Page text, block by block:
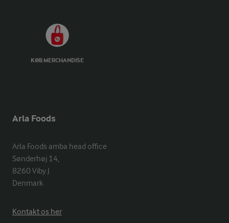
KØB MERCHANDISE
Arla Foods
Arla Foods amba head office
Sønderhøj 14,
8260 Viby J
Denmark
Kontakt os her